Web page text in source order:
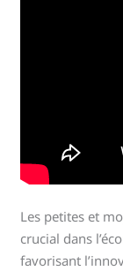
Les petites et
crucial dans
favorisant